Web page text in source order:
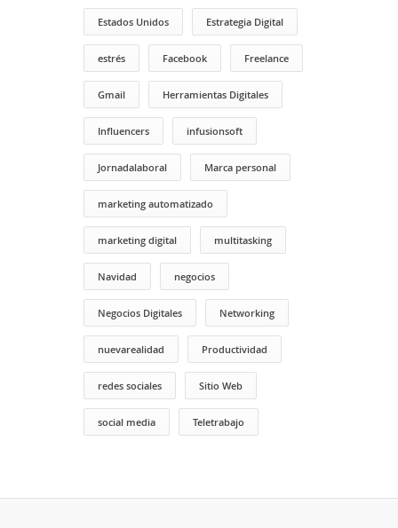
Estados Unidos Estrategia Digital
estrés Facebook Freelance
Gmail Herramientas Digitales
Influencers infusionsoft
Jornadalaboral Marca personal
marketing automatizado
marketing digital multitasking
Navidad negocios
Negocios Digitales Networking
nuevarealidad Productividad
redes sociales Sitio Web
social media Teletrabajo